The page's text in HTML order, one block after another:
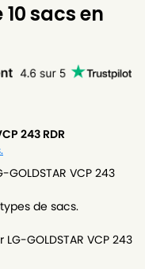
10 sacs en
243 RDR
VCP 243
de sacs.
GOLDSTAR VCP 243